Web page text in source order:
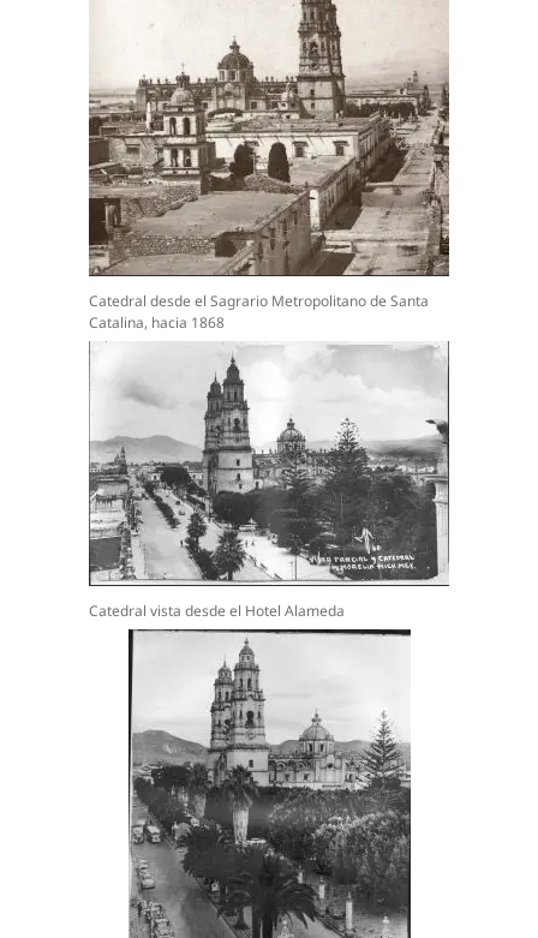
Catedral desde el Sagrario Metropolitano de Santa
Catalina, hacia 1868
Catedral vista desde el Hotel Alameda